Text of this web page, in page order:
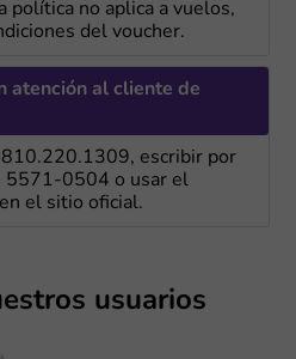
política no aplica a vuelos,
del voucher.
atención al cliente de
escribir por
5571-0504 o usar el
el sitio oficial.
usuarios